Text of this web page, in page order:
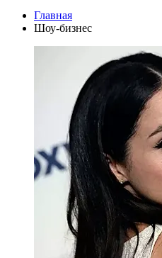
Главная
Шоу-бизнес